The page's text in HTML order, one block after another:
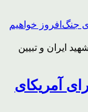
ایران و تبیین
آمریکای